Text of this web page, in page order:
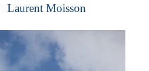
Laurent Moisson